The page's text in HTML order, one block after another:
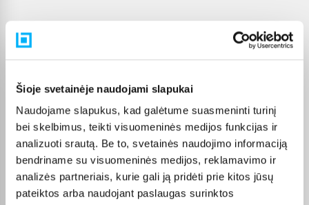
Šioje svetainėje naudojami slapukai
Naudojame slapukus, kad galėtume suasmeninti turinį
bei skelbimus, teikti visuomeninės medijos funkcijas ir
analizuoti srautą. Be to, svetainės naudojimo informaciją
bendriname su visuomeninės medijos, reklamavimo ir
analizės partneriais, kurie gali ją pridėti prie kitos jūsų
pateiktos arba naudojant paslaugas surinktos
Pirkėjų atsiliepimai apie prekes
Olev S.
Patvirtintas pirkėjas
Kokybiškas. Pristatymas greitas. Rekomenduoju+++
Vahur T.